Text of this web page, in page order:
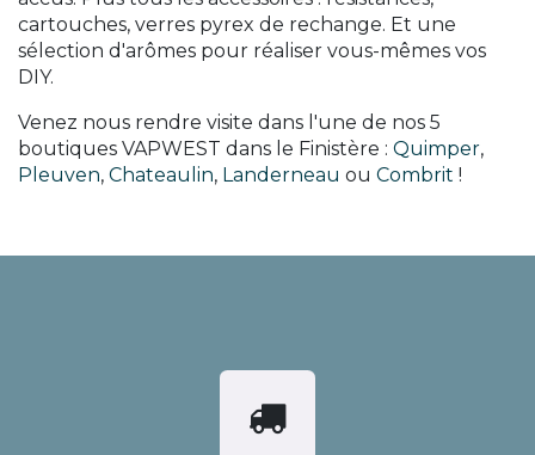
cartouches, verres pyrex de rechange. Et une
sélection d'arômes pour réaliser vous-mêmes vos
DIY.
Venez nous rendre visite dans l'une de nos 5
boutiques VAPWEST dans le Finistère : Quimper,
Pleuven, Chateaulin, Landerneau ou Combrit !